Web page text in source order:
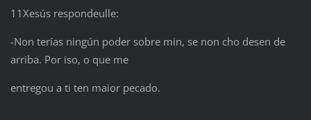
11Xesús respondeulle:
-Non terías ningún poder sobre min, se non cho desen de
arriba. Por iso, o que me
entregou a ti ten maior pecado.